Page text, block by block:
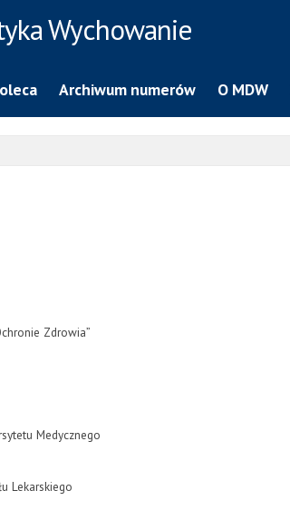
Wychowanie
Archiwum numerów O MDW
Zdrowia”
Medycznego
Lekarskiego